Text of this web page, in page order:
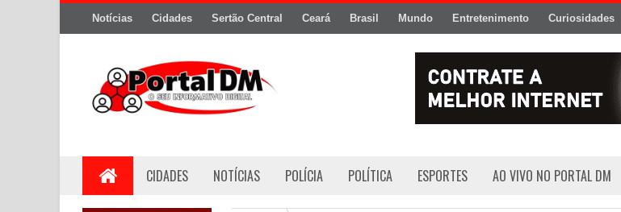
Notícias Cidades Sertão Central Ceará Brasil Mundo Entretenimento Curiosidades
CIDADES NOTÍCIAS POLÍCIA POLÍTICA ESPORTES AO VIVO NO PORTAL DM